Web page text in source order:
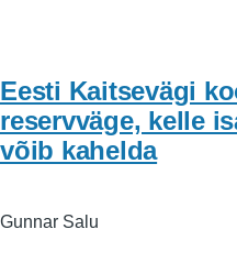
Eesti Kaitsevägi
reservväge, kelle
võib kahelda
Gunnar Salu